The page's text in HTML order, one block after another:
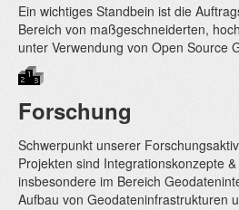
Ein wichtiges Standbein ist die
Bereich von maßgeschneiderten,
unter Verwendung von Open Source
Forschung
Schwerpunkt unserer
Projekten sind Integrationskonzepte
insbesondere im Bereich
Aufbau von Geodateninfrastrukturen